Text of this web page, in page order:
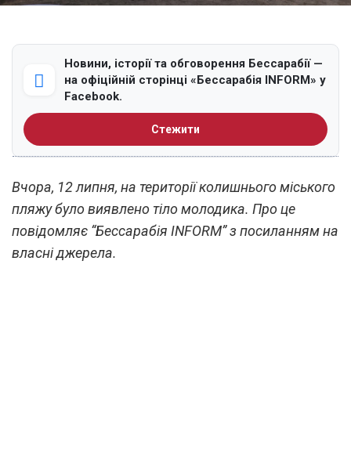
Новини, історії та обговорення Бессарабії —
на офіційній сторінці «Бессарабія INFORM» у
Facebook.
Стежити
Вчора, 12 липня, на території колишнього міського
пляжу було виявлено тіло молодика. Про це
повідомляє “Бессарабія INFORM” з посиланням на
власні джерела.